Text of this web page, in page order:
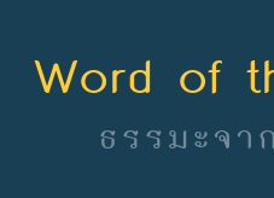
Word of
ธรรมะจา